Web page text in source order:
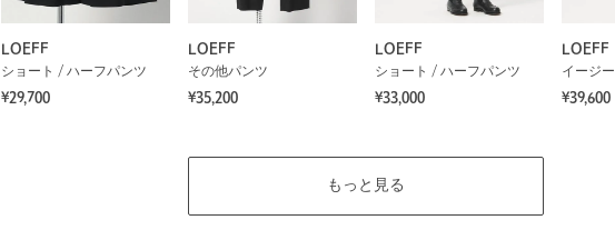
LOEFF
ショート / ハーフパンツ
¥29,700
LOEFF
その他パンツ
¥35,200
LOEFF
ショート / ハーフパンツ
¥33,000
LOEFF
イージ
¥39,600
もっと見る